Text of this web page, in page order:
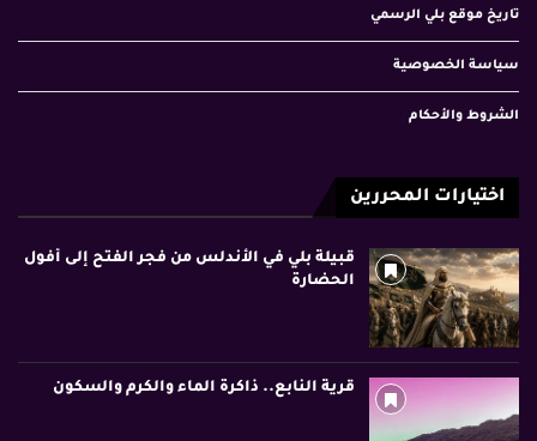
تاريخ موقع بلي الرسمي
سياسة الخصوصية
الشروط والأحكام
اختيارات المحررين
قبيلة بلي في الأندلس من فجر الفتح إلى أفول
الحضارة
قرية النابع.. ذاكرة الماء والكرم والسكون